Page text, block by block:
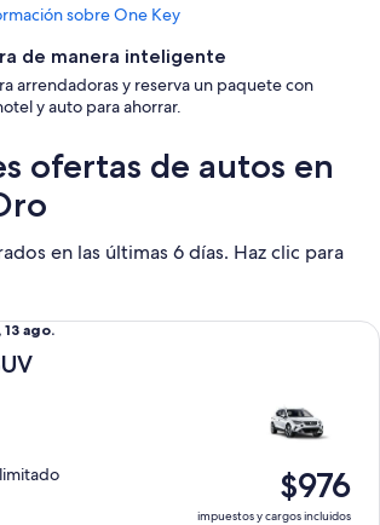
sobre One Key
de manera inteligente
arrendadoras y reserva un paquete con
y auto para ahorrar.
ofertas de autos en
en las últimas 6 días. Haz clic para
ago.
$976
impuestos y cargos incluidos
Arona